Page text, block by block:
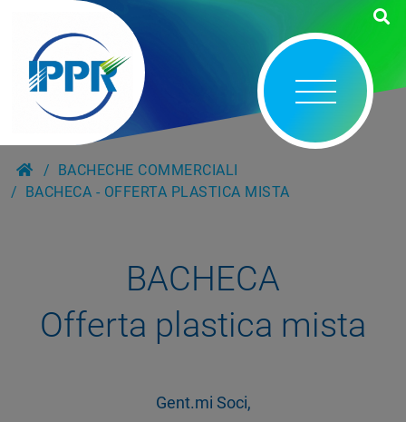
BACHECHE COMMERCIALI
BACHECA - OFFERTA PLASTICA MISTA
BACHECA
Offerta plastica mista
Gent.mi Soci,